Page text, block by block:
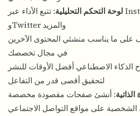
لوحة التحكم التحليلية: تتبع الأداء عبر Instagram وTikTok
وTwitter والمزيد
على ما يناسب منشئي المحتوى الآخرين
في مجال تخصصك
الذكاء الاصطناعي أفضل الأوقات للنشر
لتحقيق أقصى قدر من التفاعل
: أنشئ صفحات مقصودة مخصصة
الشخصية على مواقع التواصل الاجتماعي